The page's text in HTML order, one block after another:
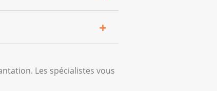
Les spécialistes vous